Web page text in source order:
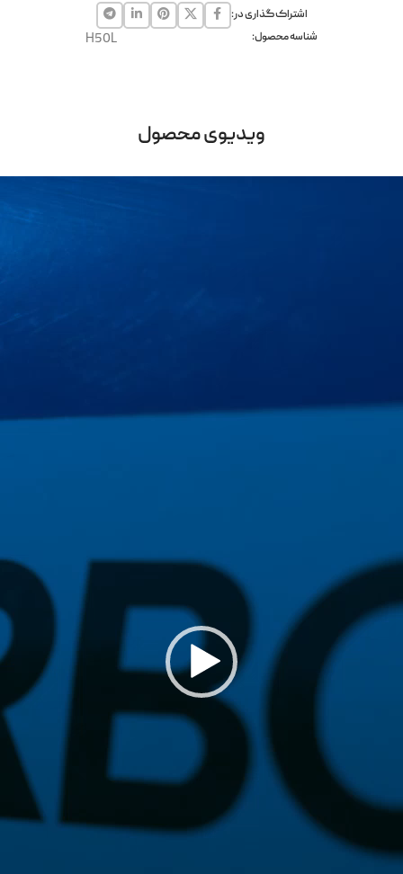
اشتراک گذاری در:
شناسه محصول:
H50L
ویدیوی محصول